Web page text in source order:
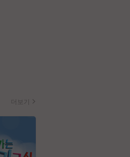
더보기